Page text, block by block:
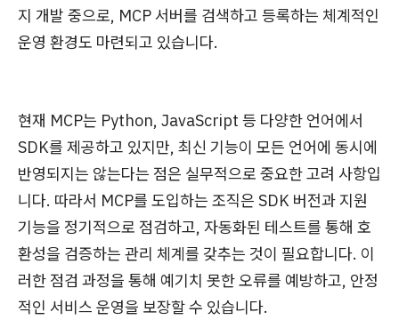
지 개발 중으로, MCP 서버를 검색하고 등록하는 체계적인
운영 환경도 마련되고 있습니다.
현재 MCP는 Python, JavaScript 등 다양한 언어에서
SDK를 제공하고 있지만, 최신 기능이 모든 언어에 동시에
반영되지는 않는다는 점은 실무적으로 중요한 고려 사항입
니다. 따라서 MCP를 도입하는 조직은 SDK 버전과 지원
기능을 정기적으로 점검하고, 자동화된 테스트를 통해 호
환성을 검증하는 관리 체계를 갖추는 것이 필요합니다. 이
러한 점검 과정을 통해 예기치 못한 오류를 예방하고, 안정
적인 서비스 운영을 보장할 수 있습니다.